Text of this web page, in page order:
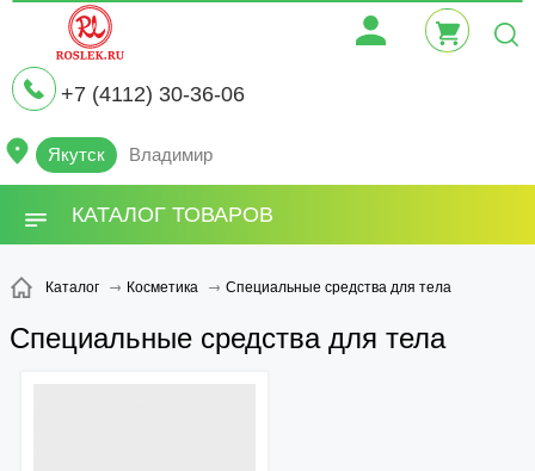
+7 (4112) 30-36-06
Якутск Владимир
КАТАЛОГ ТОВАРОВ
Каталог Косметика Специальные средства для тела
Специальные средства для тела